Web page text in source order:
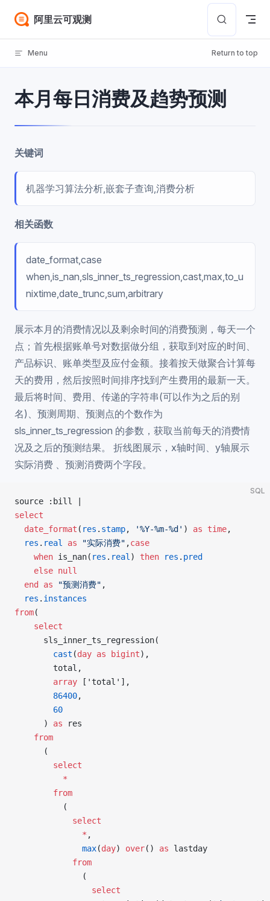
Skip to content
阿里云可观测
Menu Return to top
本月每日消费及趋势预测
关键词
机器学习算法分析,嵌套子查询,消费分析
相关函数
date_format,case
when,is_nan,sls_inner_ts_regression,cast,max,to_u
nixtime,date_trunc,sum,arbitrary
展示本月的消费情况以及剩余时间的消费预测，每天一个
点；首先根据账单号对数据做分组，获取到对应的时间、
产品标识、账单类型及应付金额。接着按天做聚合计算每
天的费用，然后按照时间排序找到产生费用的最新一天。
最后将时间、费用、传递的字符串(可以作为之后的别
名)、预测周期、预测点的个数作为
sls_inner_ts_regression 的参数，获取当前每天的消费情
况及之后的预测结果。 折线图展示，x轴时间、y轴展示
实际消费 、预测消费两个字段。
SQL
source :bill |
select
  date_format
( res . stamp, '%Y-%m-%d' ) as time,
  res
. real as "实际消费" ,case
    when
is_nan( res . real ) then res . pred
    else
null
  end
as "预测消费" ,
  res
. instances
from(
    select
      sls_inner_ts_regression(
        cast
(day as bigint),
        total,
        array
['total'],
        86400
,
        60
      )
as res
    from
      (
        select
          *
        from
          (
            select
              *
,
              max
(day) over() as lastday
            from
              (
                select